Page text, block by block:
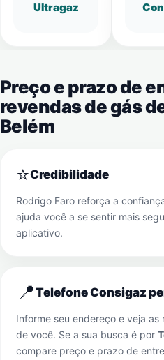
Ultragaz
Preço e prazo de
revendas de gás
Belém
⭐Credibilidade
Rodrigo Faro reforça a
ajuda você a se sentir mais
aplicativo.
📍Telefone Consigaz
Informe seu endereço e veja
de você. Se a sua busca é por
compare preço e prazo de